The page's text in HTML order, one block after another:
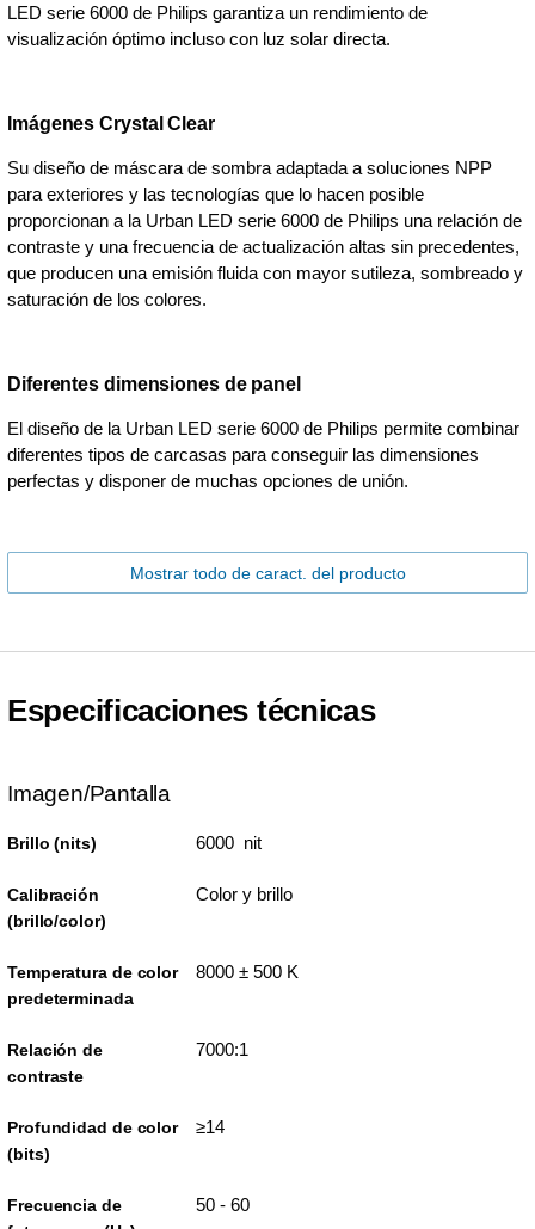
LED serie 6000 de Philips garantiza un rendimiento de
visualización óptimo incluso con luz solar directa.
Imágenes Crystal Clear
Su diseño de máscara de sombra adaptada a soluciones NPP
para exteriores y las tecnologías que lo hacen posible
proporcionan a la Urban LED serie 6000 de Philips una relación de
contraste y una frecuencia de actualización altas sin precedentes,
que producen una emisión fluida con mayor sutileza, sombreado y
saturación de los colores.
Diferentes dimensiones de panel
El diseño de la Urban LED serie 6000 de Philips permite combinar
diferentes tipos de carcasas para conseguir las dimensiones
perfectas y disponer de muchas opciones de unión.
Mostrar todo de caract. del producto
Especificaciones técnicas
Imagen/Pantalla
Brillo (nits) 6000 nit
Calibración
(brillo/color)
Color y brillo
Temperatura de color
predeterminada
8000 ± 500 K
Relación de
contraste
7000:1
Profundidad de color
(bits)
≥14
Frecuencia de
50 - 60